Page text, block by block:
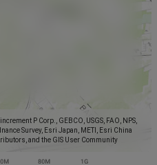
P Corp., GEBCO, USGS, FAO, NPS,
Survey, Esri Japan, METI, Esri China
and the GIS User Community